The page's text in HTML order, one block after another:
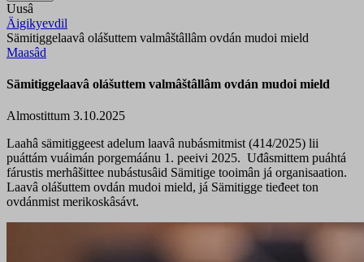
Uusâ
Äigikyevdil
Sämitiggelaavâ olášuttem valmâštâllâm ovdán mudoi mield
Maasâd
Sämitiggelaavâ olášuttem valmâštâllâm ovdán mudoi mield
Almostittum 3.10.2025
Laahâ sämitiggeest adelum laavâ nubásmitmist (414/2025) lii
puáttám vuáimán porgemáánu 1. peeivi 2025. Uđâsmittem puáhtá
fárustis merhâšittee nubástusâid Sämitige tooimân já organisaation.
Laavâ olášuttem ovdán mudoi mield, já Sämitigge tieđeet ton
ovdánmist merikoskâsávt.